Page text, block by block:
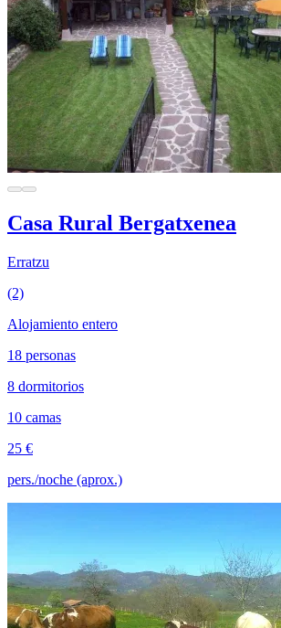
Casa Rural Bergatxenea
Erratzu
(2)
Alojamiento entero
18 personas
8 dormitorios
10 camas
25 €
pers./noche (aprox.)